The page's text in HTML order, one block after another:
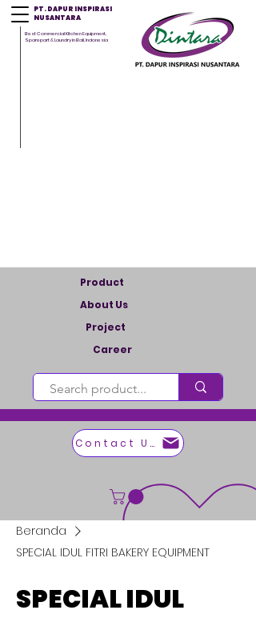
PT. DAPUR INSPIRASI
NUSANTARA
Best Commercial Kitchen Equipment,
Sparepart & Laundry in Bali, Indonesia
Career
Contact Us
Product
About Us
Project
Beranda
SPECIAL IDUL FITRI BAKERY EQUIPMENT
SPECIAL IDUL